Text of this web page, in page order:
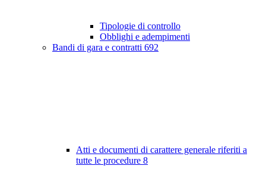
Tipologie di controllo
Obblighi e adempimenti
Bandi di gara e contratti 692
Atti e documenti di carattere generale riferiti a
tutte le procedure 8